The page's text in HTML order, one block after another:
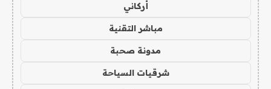
أركاني
مباشر التقنية
مدونة صحبة
شرقيات السياحة